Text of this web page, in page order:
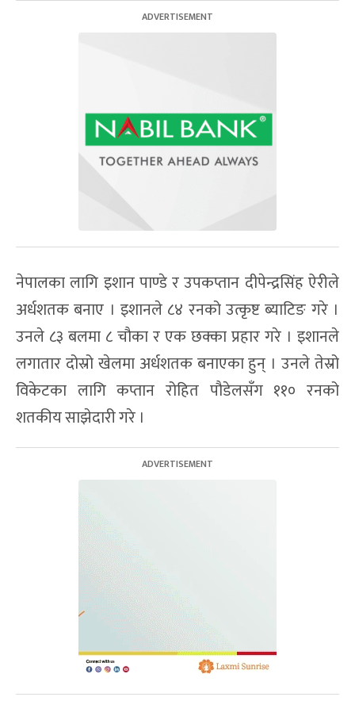
नेपालका लागि इशान पाण्डे र उपकप्तान दीपेन्द्रसिंह ऐरीले
अर्धशतक बनाए । इशानले ८४ रनको उत्कृष्ट ब्याटिङ गरे ।
उनले ८३ बलमा ८ चौका र एक छक्का प्रहार गरे । इशानले
लगातार दोस्रो खेलमा अर्धशतक बनाएका हुन् । उनले तेस्रो
विकेटका लागि कप्तान रोहित पौडेलसँग ११० रनको
शतकीय साझेदारी गरे ।